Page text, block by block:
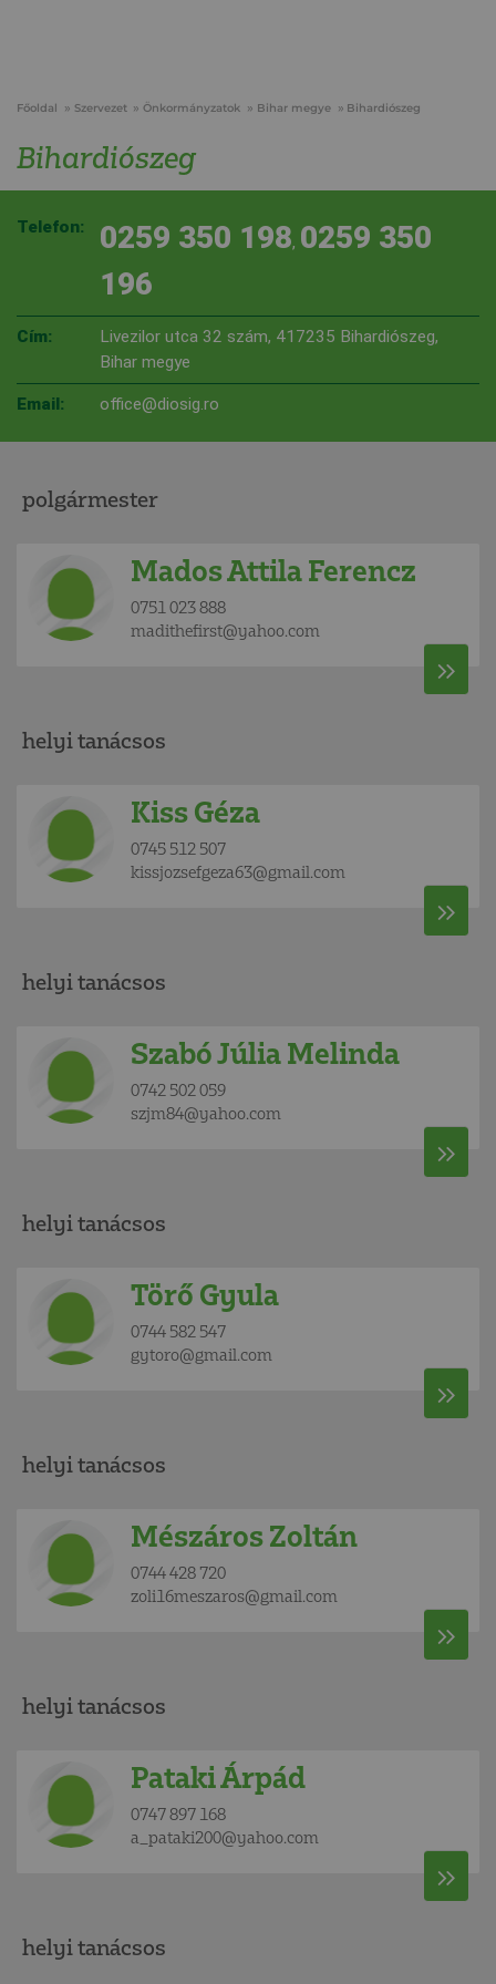
Főoldal Szervezet Önkormányzatok Bihar megye Bihardiószeg
Bihardiószeg
Telefon: 0259 350 198, 0259 350
196
Cím:
Livezilor utca 32 szám, 417235 Bihardiószeg,
Bihar megye
Email: office@diosig.ro
polgármester
Mados Attila Ferencz
0751 023 888
madithefirst@yahoo.com
helyi tanácsos
Kiss Géza
0745 512 507
kissjozsefgeza63@gmail.com
helyi tanácsos
Szabó Júlia Melinda
0742 502 059
szjm84@yahoo.com
helyi tanácsos
Törő Gyula
0744 582 547
gytoro@gmail.com
helyi tanácsos
Mészáros Zoltán
0744 428 720
zoli16meszaros@gmail.com
helyi tanácsos
Pataki Árpád
0747 897 168
a_pataki200@yahoo.com
helyi tanácsos